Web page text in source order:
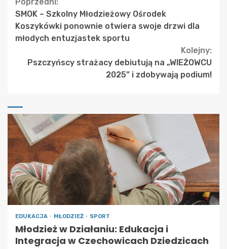
Continue
Reading
SMOK – Szkolny Młodzieżowy Ośrodek
Koszykówki ponownie otwiera swoje drzwi dla
młodych entuzjastek sportu
Kolejny:
Pszczyńscy strażacy debiutują na „WIEŻOWCU
2025” i zdobywają podium!
EDUKACJA MŁODZIEŻ SPORT
Młodzież w Działaniu: Edukacja i
Integracja w Czechowicach Dziedzicach